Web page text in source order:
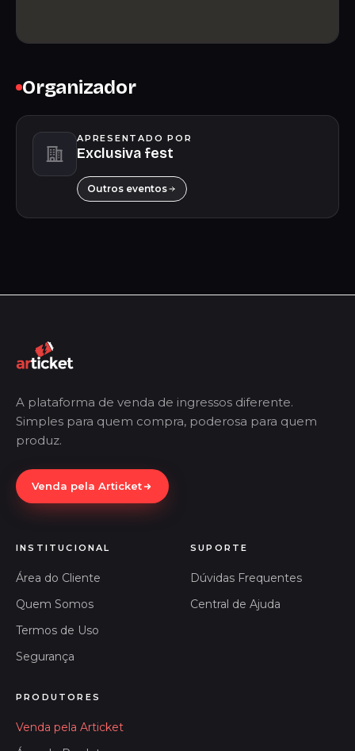
Organizador
APRESENTADO POR
Exclusiva fest
Outros eventos
A plataforma de venda de ingressos diferente.
Simples para quem compra, poderosa para quem
produz.
Venda pela Articket
INSTITUCIONAL
Área do Cliente
Quem Somos
Termos de Uso
Segurança
SUPORTE
Dúvidas Frequentes
Central de Ajuda
PRODUTORES
Venda pela Articket